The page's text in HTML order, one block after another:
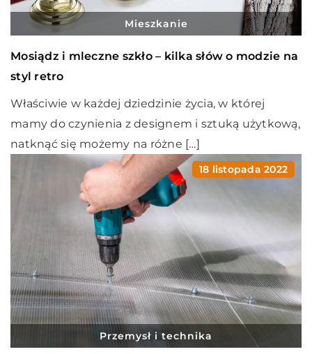
Mieszkanie
Mosiądz i mleczne szkło – kilka słów o modzie na
styl retro
Właściwie w każdej dziedzinie życia, w której
mamy do czynienia z designem i sztuką użytkową,
natknąć się możemy na różne […]
18 listopada 2022
Przemysł i technika